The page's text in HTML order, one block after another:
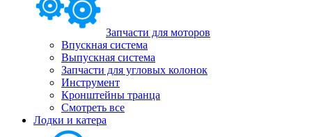
Запчасти для моторов
Впускная система
Выпускная система
Запчасти для угловых колонок
Инструмент
Кронштейны транца
Смотреть все
Лодки и катера